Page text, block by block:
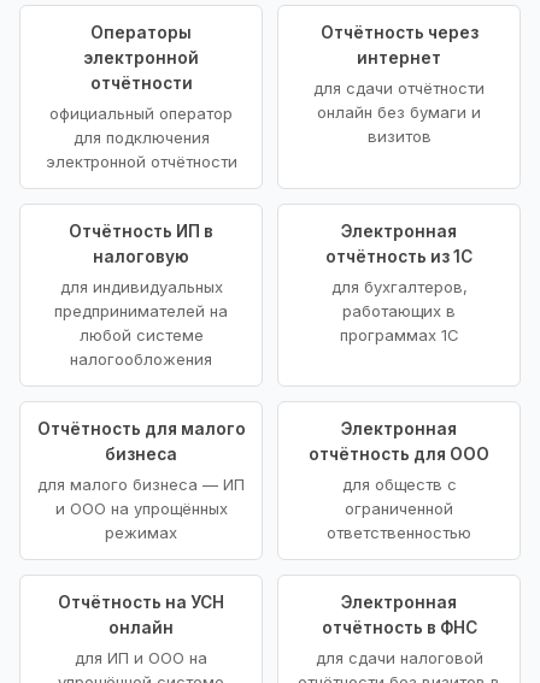
Операторы
электронной
отчётности
официальный оператор
для подключения
электронной отчётности
Отчётность через
интернет
для сдачи отчётности
онлайн без бумаги и
визитов
Отчётность ИП в
налоговую
для индивидуальных
предпринимателей на
любой системе
налогообложения
Электронная
отчётность из 1С
для бухгалтеров,
работающих в
программах 1С
Отчётность для малого
бизнеса
для малого бизнеса — ИП
и ООО на упрощённых
режимах
Электронная
отчётность для ООО
для обществ с
ограниченной
ответственностью
Отчётность на УСН
онлайн
для ИП и ООО на
Электронная
отчётность в ФНС
для сдачи налоговой